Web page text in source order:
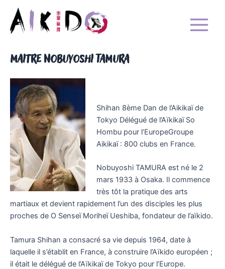
contenu
Menu
Maitre Nobuyoshi Tamura
Shihan 8ème Dan de l’Aikikaï de
Tokyo Délégué de l’Aïkikaï So
Hombu pour l’EuropeGroupe
Aikikaï : 800 clubs en France.
Nobuyoshi TAMURA est né le2
mars 1933à Osaka. Il commence
très tôt la pratique des arts
martiaux et devient rapidement l’un des disciples les plus
proches de O Senseï Moriheï Ueshiba, fondateur de l’aïkido.
Tamura Shihan a consacré sa vie depuis 1964, date à
laquelle il s’établit en France, à construire l’Aïkido européen ;
il était le délégué de l’Aïkikaï de Tokyo pour l’Europe.